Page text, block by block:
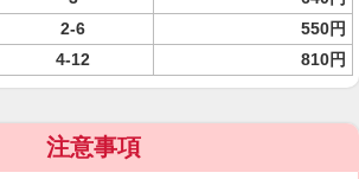
2-6
550円
4-12 810円
注意事項